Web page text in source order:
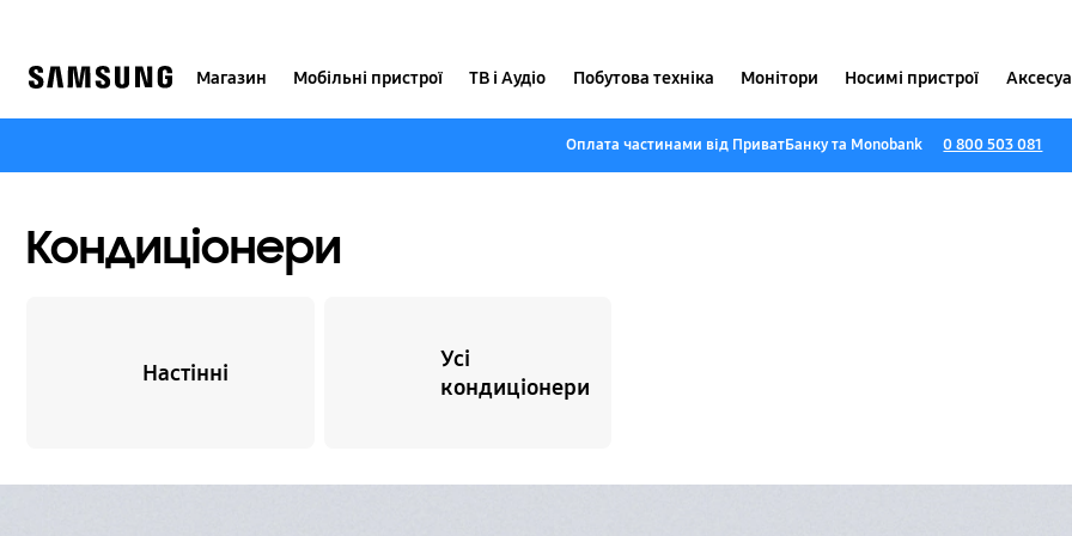
Магазин Мобільні пристрої ТВ і Аудіо Побутова техніка Монітори Носимі пристрої
Оплата частинами від ПриватБанку та Monobank 0 800 503 081
Кондиціонери
Настінні
Усі
кондиціонери